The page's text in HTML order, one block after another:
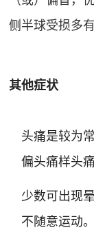
侧半球受损多
其他症状
头痛是较为
偏头痛样头
少数可出现
不随意运动。